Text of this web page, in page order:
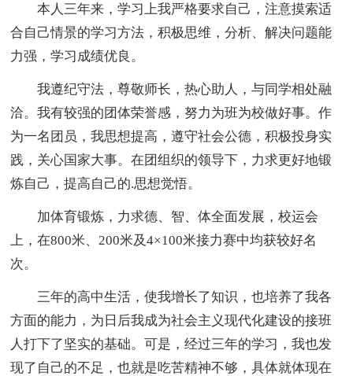
本人三年来，学习上我严格要求自己，注意摸索适
合自己情景的学习方法，积极思维，分析、解决问题能
力强，学习成绩优良。
我遵纪守法，尊敬师长，热心助人，与同学相处融
洽。我有较强的团体荣誉感，努力为班为校做好事。作
为一名团员，我思想提高，遵守社会公德，积极投身实
践，关心国家大事。在团组织的领导下，力求更好地锻
炼自己，提高自己的.思想觉悟。
加体育锻炼，力求德、智、体全面发展，校运会
上，在800米、200米及4×100米接力赛中均获较好名
次。
三年的高中生活，使我增长了知识，也培养了我各
方面的能力，为日后我成为社会主义现代化建设的接班
人打下了坚实的基础。可是，经过三年的学习，我也发
现了自己的不足，也就是吃苦精神不够，具体就体现在